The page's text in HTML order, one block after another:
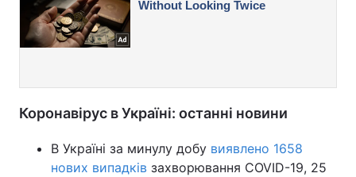
Коронавірус в Україні: останні новини
В Україні за минулу добу виявлено 1658
нових випадків захворювання COVID-19, 25